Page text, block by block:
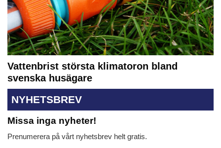
Vattenbrist största klimatoron bland
svenska husägare
NYHETSBREV
Missa inga nyheter!
Prenumerera på vårt nyhetsbrev helt gratis.